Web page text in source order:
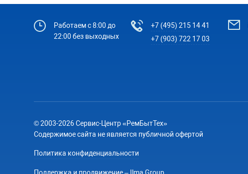
Работаем с 8:00 до
22:00 без выходных
+7 (495) 215 14 41
+7 (903) 722 17 03
© 2003-2026 Сервис-Центр «РемБытТех»
Содержимое сайта не является публичной офертой
Политика конфиденциальности
Поддержка и продвижение – Ilma Group